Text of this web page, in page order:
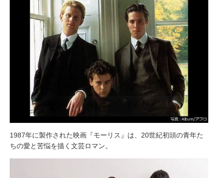
1987年に製作された映画『モーリス』は、20世紀初頭の青年た
ちの愛と苦悩を描く文芸ロマン。